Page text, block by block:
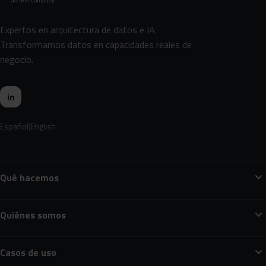
Expertos en arquitectura de datos e IA.
Transformamos datos en capacidades reales de
negocio.
in
Español English
Qué hacemos expand_more
Quiénes somos expand_more
Casos de uso expand_more